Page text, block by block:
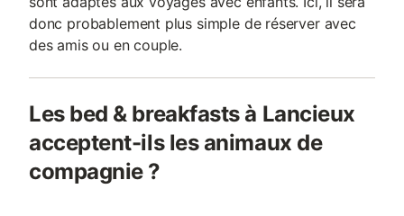
donc probablement plus simple de réserver avec
des amis ou en couple.
Les bed & breakfasts à Lancieux
acceptent-ils les animaux de
compagnie ?